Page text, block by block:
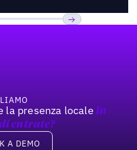
la presenza locale In
entrate?
A DEMO